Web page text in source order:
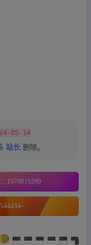
05-14
站长 删除。
1970819299